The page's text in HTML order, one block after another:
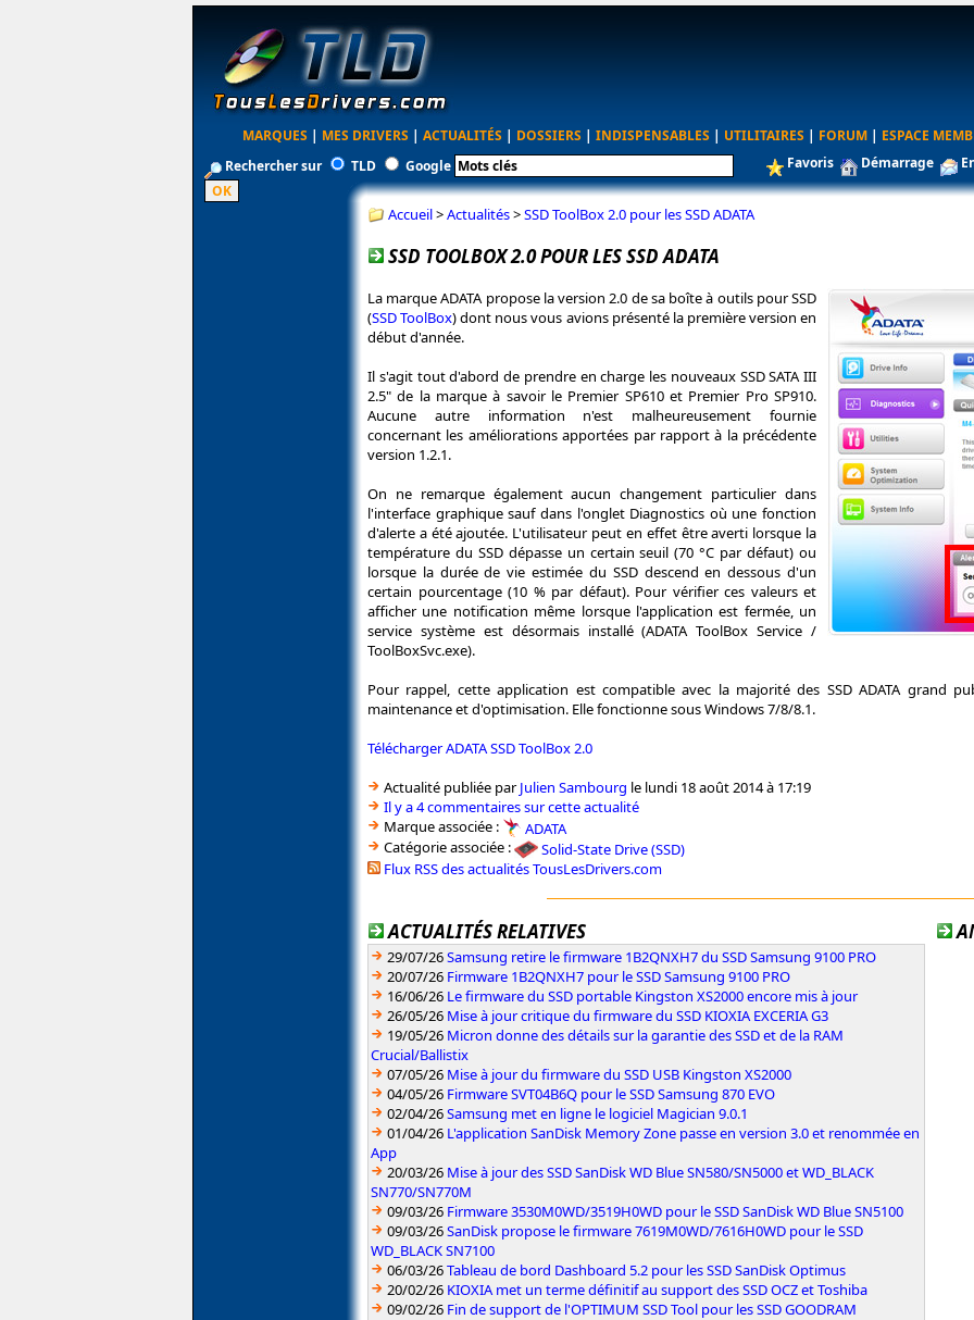
MARQUES | MES DRIVERS | ACTUALITÉS | DOSSIERS | INDISPENSABLES | UTILITAIRES | FORUM | ESPACE
Rechercher sur
TLD Google Favoris Démarrage
Accueil>Actualités>SSD ToolBox 2.0 pour les SSD ADATA
SSD TOOLBOX 2.0 POUR LES SSD ADATA
La marque ADATA propose la version 2.0 de sa boîte à outils pour SSD
(SSD ToolBox) dont nous vous avions présenté la première version en
début d'année.
Il s'agit tout d'abord de prendre en charge les nouveaux SSD SATA III
2.5" de la marque à savoir le Premier SP610 et Premier Pro SP910.
Aucune autre information n'est malheureusement fournie
concernant les améliorations apportées par rapport à la précédente
version 1.2.1.
On ne remarque également aucun changement particulier dans
l'interface graphique sauf dans l'onglet Diagnostics où une fonction
d'alerte a été ajoutée. L'utilisateur peut en effet être averti lorsque la
température du SSD dépasse un certain seuil (70 °C par défaut) ou
lorsque la durée de vie estimée du SSD descend en dessous d'un
certain pourcentage (10 % par défaut). Pour vérifier ces valeurs et
afficher une notification même lorsque l'application est fermée, un
service système est désormais installé (ADATA ToolBox Service /
ToolBoxSvc.exe).
Pour rappel, cette application est compatible avec la majorité des SSD ADATA grand
maintenance et d'optimisation. Elle fonctionne sous Windows 7/8/8.1.
Télécharger ADATA SSD ToolBox 2.0
Actualité publiée parJulien Sambourg le lundi 18 août 2014 à 17:19
Il y a 4 commentaires sur cette actualité
Marque associée :
ADATA
Catégorie associée :
Solid-State Drive (SSD)
Flux RSS des actualités TousLesDrivers.com
ACTUALITÉS RELATIVES
29/07/26Samsung retire le firmware 1B2QNXH7 du SSD Samsung 9100 PRO
20/07/26 Firmware 1B2QNXH7 pour le SSD Samsung 9100 PRO
16/06/26 Le firmware du SSD portable Kingston XS2000 encore mis à jour
26/05/26 Mise à jour critique du firmware du SSD KIOXIA EXCERIA G3
19/05/26 Micron donne des détails sur la garantie des SSD et de la RAM
Crucial/Ballistix
07/05/26 Mise à jour du firmware du SSD USB Kingston XS2000
04/05/26 Firmware SVT04B6Q pour le SSD Samsung 870 EVO
02/04/26Samsung met en ligne le logiciel Magician 9.0.1
01/04/26 L'application SanDisk Memory Zone passe en version 3.0 et renommée en
App
20/03/26 Mise à jour des SSD SanDisk WD Blue SN580/SN5000 et WD_BLACK
SN770/SN770M
09/03/26 Firmware 3530M0WD/3519H0WD pour le SSD SanDisk WD Blue SN5100
09/03/26SanDisk propose le firmware 7619M0WD/7616H0WD pour le SSD
WD_BLACK SN7100
06/03/26Tableau de bord Dashboard 5.2 pour les SSD SanDisk Optimus
20/02/26 KIOXIA met un terme définitif au support des SSD OCZ et Toshiba
09/02/26 Fin de support de l'OPTIMUM SSD Tool pour les SSD GOODRAM